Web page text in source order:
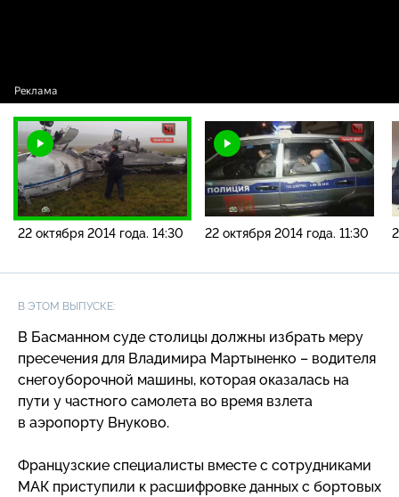
22 октября 2014 года. 14:30 22 октября 2014 года. 11:30
В ЭТОМ ВЫПУСКЕ:
В Басманном суде столицы должны избрать меру
пресечения для Владимира Мартыненко – водителя
снегоуборочной машины, которая оказалась на
пути у частного самолета во время взлета
в аэропорту Внуково.
Французские специалисты вместе с сотрудниками
МАК приступили к расшифровке данных с бортовых